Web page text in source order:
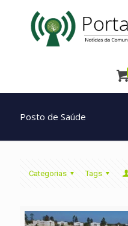
Posto de Saúde
Categorias Tags